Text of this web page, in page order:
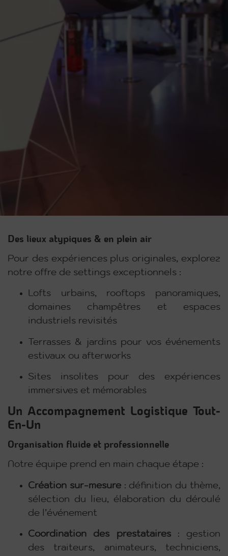
Des lieux atypiques & en plein air
Pour des expériences plus originales, explorez
notre offre de settings exceptionnels :
Lofts urbains, rooftops panoramiques,
domaines champêtres et espaces
industriels revisités
Terrasses & jardins pour vos événements
estivaux ou afterworks
Sites insolites pour des expériences
immersives et mémorables
Un Accompagnement Logistique Tout-
En-Un
Organisation fluide et professionnelle
Notre équipe prend en main chaque étape :
Création sur-mesure: définition du thème,
sélection du lieu, élaboration du déroulé
de l’événement
Coordination des prestataires: gestion
des traiteurs, animateurs, techniciens,